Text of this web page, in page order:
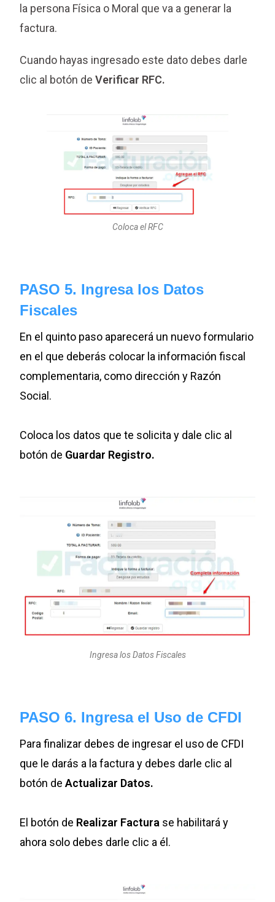
la persona Física o Moral que va a generar la
factura.
Cuando hayas ingresado este dato debes darle
clic al botón deVerificar RFC.
Coloca el RFC
PASO 5. Ingresa los Datos
Fiscales
En el quinto paso aparecerá un nuevo formulario
en el que deberás colocar la información fiscal
complementaria, como dirección y Razón
Social.
Coloca los datos que te solicita y dale clic al
botón de Guardar Registro.
Ingresa los Datos Fiscales
PASO 6. Ingresa el Uso de CFDI
Para finalizar debes de ingresar el uso de CFDI
que le darás a la factura y debes darle clic al
botón deActualizar Datos.
El botón de Realizar Factura se habilitará y
ahora solo debes darle clic a él.